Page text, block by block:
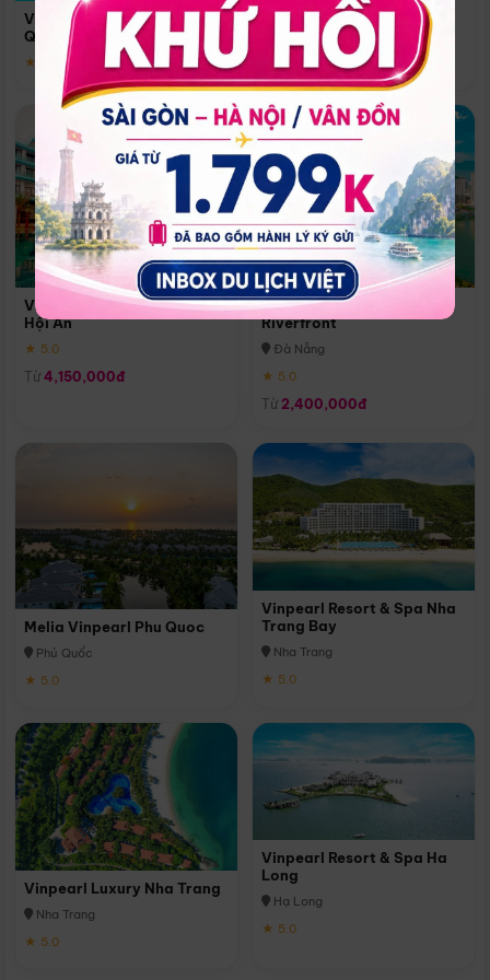
Vinpearl Resort & Spa Phu
Quoc
★ 5.0
Quoc
Phú Quốc
★ 5.0
Vinpearl Resort & Golf Nam
Hội An
★ 5.0
Từ 4,150,000đ
Melia Vinpearl Danang
Riverfront
Đà Nẵng
★ 5.0
Từ 2,400,000đ
Melia Vinpearl Phu Quoc
Phú Quốc
★ 5.0
Vinpearl Resort & Spa Nha
Trang Bay
Nha Trang
★ 5.0
Vinpearl Luxury Nha Trang
Nha Trang
★ 5.0
Vinpearl Resort & Spa Ha
Long
Hạ Long
★ 5.0